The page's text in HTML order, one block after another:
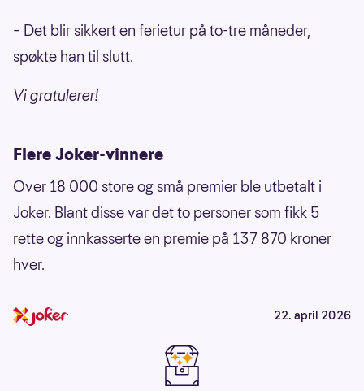
– Det blir sikkert en ferietur på to-tre måneder,
spøkte han til slutt.
Vi gratulerer!
Flere Joker-vinnere
Over 18 000 store og små premier ble utbetalt i
Joker. Blant disse var det to personer som fikk 5
rette og innkasserte en premie på 137 870 kroner
hver.
22. april 2026